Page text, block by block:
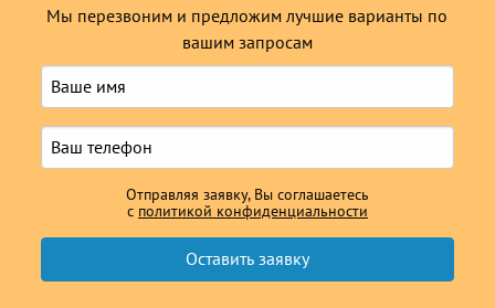
Мы перезвоним и предложим лучшие варианты по
вашим запросам
Отправляя заявку, Вы соглашаетесь
с политикой конфиденциальности